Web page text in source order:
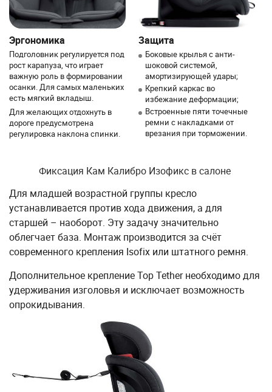
Эргономика
Подголовник регулируется под
рост карапуза, что играет
важную роль в формировании
осанки. Для самых маленьких
есть мягкий вкладыш.
Для желающих отдохнуть в
дороге предусмотрена
регулировка наклона спинки.
Защита
Боковые крылья с анти-
шоковой системой,
амортизирующей удары;
Крепкий каркас во
избежание деформации;
Встроенные пяти точечные
ремни с накладками от
врезания при торможении.
Фиксация Кам Калибро Изофикс в салоне
Для младшей возрастной группы кресло
устанавливается против хода движения, а для
старшей – наоборот. Эту задачу значительно
облегчает база. Монтаж производится за счёт
современного крепления Isofix или штатного ремня.
Дополнительное крепление Top Tether необходимо для
удерживания изголовья и исключает возможность
опрокидывания.